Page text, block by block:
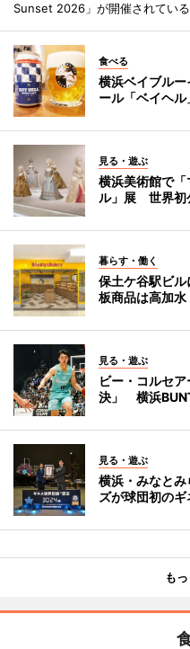
Sunset 2026」が開催されている
食べる
横浜ベイブル
ール「ベイヘル
見る・遊ぶ
横浜美術館で
ル」展 世界初
暮らす・働く
保土ケ谷駅ビ
板商品は高加水
見る・遊ぶ
ビー・コルセ
決」 横浜
見る・遊ぶ
横浜・みなと
ズが球団初の
も